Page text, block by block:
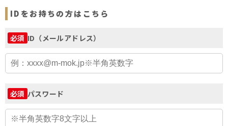
IDをお持ちの方はこちら
必須 ID（メールアドレス）
必須 パスワード